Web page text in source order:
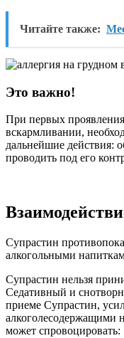
Читайте также:
Это важно!
При первых
вскармливании,
дальнейшие действия:
проводить под его
Супрастин
алкогольными
Супрастин нельзя
Седативный и
приеме Супрастин,
алкоголесодержащими
может спровоцировать: